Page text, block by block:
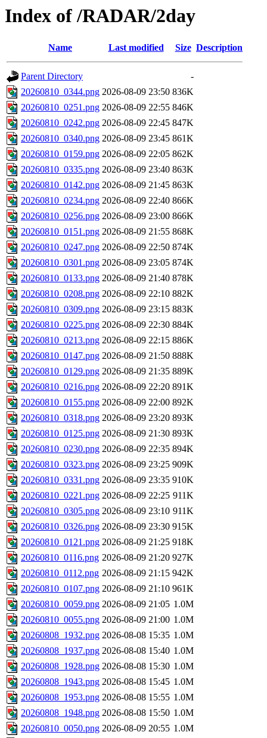
Index of /RADAR/2day
Name Last modified Size Description
Parent Directory
-
20260810_0344.png 2026-08-09 23:50 836K
20260810_0251.png 2026-08-09 22:55 846K
20260810_0242.png 2026-08-09 22:45 847K
20260810_0340.png 2026-08-09 23:45 861K
20260810_0159.png 2026-08-09 22:05 862K
20260810_0335.png 2026-08-09 23:40 863K
20260810_0142.png 2026-08-09 21:45 863K
20260810_0234.png 2026-08-09 22:40 866K
20260810_0256.png 2026-08-09 23:00 866K
20260810_0151.png 2026-08-09 21:55 868K
20260810_0247.png 2026-08-09 22:50 874K
20260810_0301.png 2026-08-09 23:05 874K
20260810_0133.png 2026-08-09 21:40 878K
20260810_0208.png 2026-08-09 22:10 882K
20260810_0309.png 2026-08-09 23:15 883K
20260810_0225.png 2026-08-09 22:30 884K
20260810_0213.png 2026-08-09 22:15 886K
20260810_0147.png 2026-08-09 21:50 888K
20260810_0129.png 2026-08-09 21:35 889K
20260810_0216.png 2026-08-09 22:20 891K
20260810_0155.png 2026-08-09 22:00 892K
20260810_0318.png 2026-08-09 23:20 893K
20260810_0125.png 2026-08-09 21:30 893K
20260810_0230.png 2026-08-09 22:35 894K
20260810_0323.png 2026-08-09 23:25 909K
20260810_0331.png 2026-08-09 23:35 910K
20260810_0221.png 2026-08-09 22:25 911K
20260810_0305.png 2026-08-09 23:10 911K
20260810_0326.png 2026-08-09 23:30 915K
20260810_0121.png 2026-08-09 21:25 918K
20260810_0116.png 2026-08-09 21:20 927K
20260810_0112.png 2026-08-09 21:15 942K
20260810_0107.png 2026-08-09 21:10 961K
20260810_0059.png 2026-08-09 21:05 1.0M
20260810_0055.png 2026-08-09 21:00 1.0M
20260808_1932.png 2026-08-08 15:35 1.0M
20260808_1937.png 2026-08-08 15:40 1.0M
20260808_1928.png 2026-08-08 15:30 1.0M
20260808_1943.png 2026-08-08 15:45 1.0M
20260808_1953.png 2026-08-08 15:55 1.0M
20260808_1948.png 2026-08-08 15:50 1.0M
20260810_0050.png 2026-08-09 20:55 1.0M